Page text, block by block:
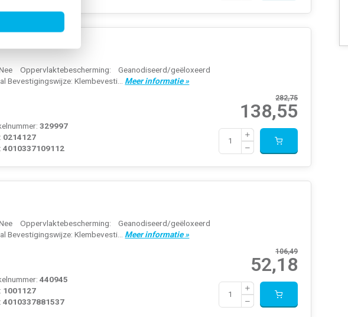
Geanodiseerd/geëloxeerd
Bevestigingswijze: Klembevesti... Meer informatie »
282,75
138,55
329997
0214127
4010337109112
Geanodiseerd/geëloxeerd
Bevestigingswijze: Klembevesti... Meer informatie »
106,49
52,18
440945
1001127
4010337881537